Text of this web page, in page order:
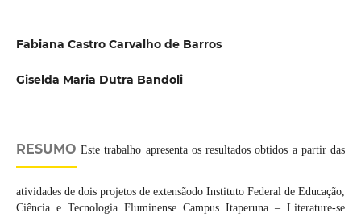
Fabiana Castro Carvalho de Barros
Giselda Maria Dutra Bandoli
RESUMO Este trabalho apresenta os resultados obtidos a partir das
atividades de dois projetos de extensãodo Instituto Federal de Educação,
Ciência e Tecnologia Fluminense Campus Itaperuna – Literature-se